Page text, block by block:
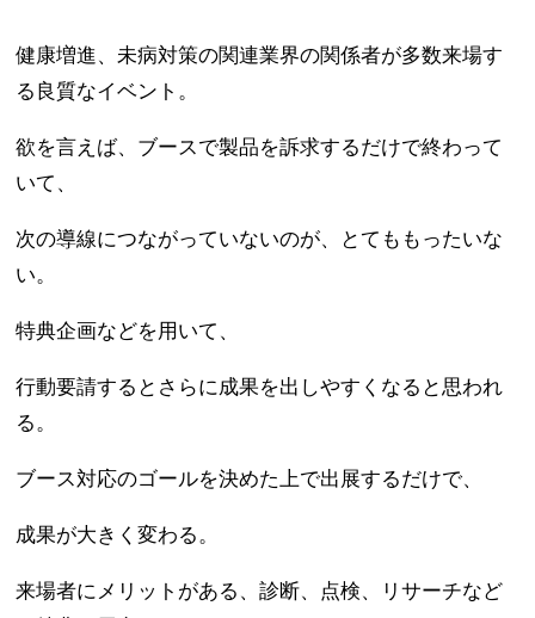
健康増進、未病対策の関連業界の関係者が多数来場す
る良質なイベント。
欲を言えば、ブースで製品を訴求するだけで終わって
いて、
次の導線につながっていないのが、とてももったいな
い。
特典企画などを用いて、
行動要請するとさらに成果を出しやすくなると思われ
る。
ブース対応のゴールを決めた上で出展するだけで、
成果が大きく変わる。
来場者にメリットがある、診断、点検、リサーチなど